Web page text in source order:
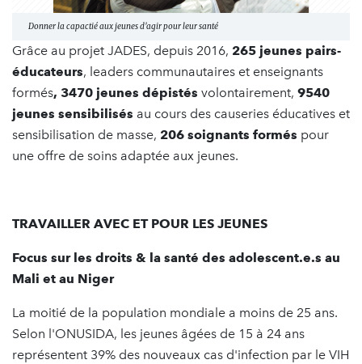
Donner la capactié aux jeunes d'agir pour leur santé
Grâce au projet JADES, depuis 2016, 265 jeunes pairs-
éducateurs, leaders communautaires et enseignants
formés, 3470 jeunes dépistés volontairement, 9540
jeunes sensibilisés au cours des causeries éducatives et
sensibilisation de masse, 206 soignants formés pour
une offre de soins adaptée aux jeunes.
TRAVAILLER AVEC ET POUR LES JEUNES
Focus sur les droits & la santé des adolescent.e.s au
Mali et au Niger
La moitié de la population mondiale a moins de 25 ans.
Selon l'ONUSIDA, les jeunes âgées de 15 à 24 ans
représentent 39% des nouveaux cas d'infection par le VIH